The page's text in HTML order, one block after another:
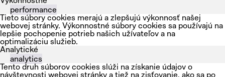
performance
Tieto súbory cookies merajú a zlepšujú výkonnosť našej
webovej stránky. Výkonnostné súbory cookies sa používajú na
lepšie pochopenie potrieb našich užívateľov a na
optimalizáciu služieb.
Analytické
analytics
Tento druh súborov cookies slúži na získanie údajov o
návštevnosti webovej stránky a tiež na zisťovanie, ako sa po